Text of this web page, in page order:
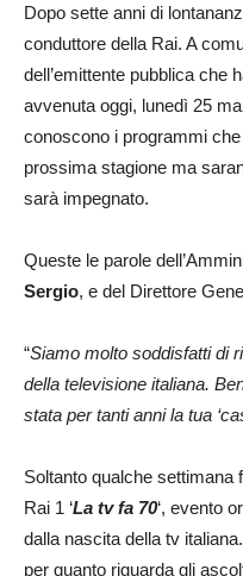
Dopo sette anni di
conduttore della Rai. A
dell’emittente pubblica che
avvenuta oggi, lunedì 25
conoscono i programmi
prossima stagione ma
sarà impegnato.
Queste le parole
Sergio, e del Direttore
“Siamo molto soddisfatti di
della televisione italiana.
stata per tanti anni la tua
Soltanto qualche settimana
Rai 1 ‘La tv fa 70‘, evento
dalla nascita della tv
per quanto riguarda gli